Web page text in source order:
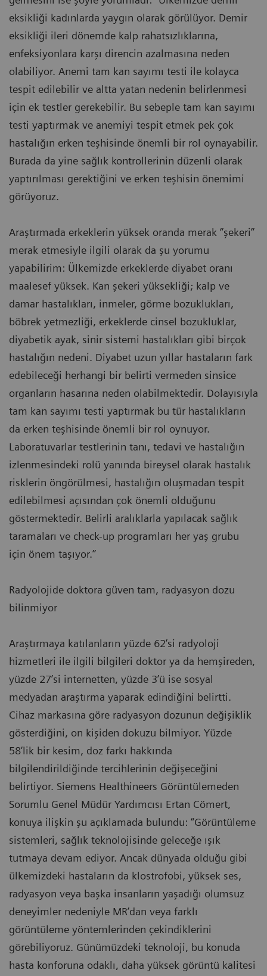
eksikliği kadınlarda yaygın olarak görülüyor. Demir
eksikliği ileri dönemde kalp rahatsızlıklarına,
enfeksiyonlara karşı direncin azalmasına neden
olabiliyor. Anemi tam kan sayımı testi ile kolayca
tespit edilebilir ve altta yatan nedenin belirlenmesi
için ek testler gerekebilir. Bu sebeple tam kan sayımı
testi yaptırmak ve anemiyi tespit etmek pek çok
hastalığın erken teşhisinde önemli bir rol oynayabilir.
Burada da yine sağlık kontrollerinin düzenli olarak
yaptırılması gerektiğini ve erken teşhisin önemimi
görüyoruz.
Araştırmada erkeklerin yüksek oranda merak ‘’şekeri’’
merak etmesiyle ilgili olarak da şu yorumu
yapabilirim: Ülkemizde erkeklerde diyabet oranı
maalesef yüksek. Kan şekeri yüksekliği; kalp ve
damar hastalıkları, inmeler, görme bozuklukları,
böbrek yetmezliği, erkeklerde cinsel bozukluklar,
diyabetik ayak, sinir sistemi hastalıkları gibi birçok
hastalığın nedeni. Diyabet uzun yıllar hastaların fark
edebileceği herhangi bir belirti vermeden sinsice
organların hasarına neden olabilmektedir. Dolayısıyla
tam kan sayımı testi yaptırmak bu tür hastalıkların
da erken teşhisinde önemli bir rol oynuyor.
Laboratuvarlar testlerinin tanı, tedavi ve hastalığın
izlenmesindeki rolü yanında bireysel olarak hastalık
risklerin öngörülmesi, hastalığın oluşmadan tespit
edilebilmesi açısından çok önemli olduğunu
göstermektedir. Belirli aralıklarla yapılacak sağlık
taramaları ve check-up programları her yaş grubu
için önem taşıyor.’’
Radyolojide doktora güven tam, radyasyon dozu
bilinmiyor
Araştırmaya katılanların yüzde 62’si radyoloji
hizmetleri ile ilgili bilgileri doktor ya da hemşireden,
yüzde 27’si internetten, yüzde 3’ü ise sosyal
medyadan araştırma yaparak edindiğini belirtti.
Cihaz markasına göre radyasyon dozunun değişiklik
gösterdiğini, on kişiden dokuzu bilmiyor. Yüzde
58’lik bir kesim, doz farkı hakkında
bilgilendirildiğinde tercihlerinin değişeceğini
belirtiyor. Siemens Healthineers Görüntülemeden
Sorumlu Genel Müdür Yardımcısı Ertan Cömert,
konuya ilişkin şu açıklamada bulundu: “Görüntüleme
sistemleri, sağlık teknolojisinde geleceğe ışık
tutmaya devam ediyor. Ancak dünyada olduğu gibi
ülkemizdeki hastaların da klostrofobi, yüksek ses,
radyasyon veya başka insanların yaşadığı olumsuz
deneyimler nedeniyle MR’dan veya farklı
görüntüleme yöntemlerinden çekindiklerini
görebiliyoruz. Günümüzdeki teknoloji, bu konuda
hasta konforuna odaklı, daha yüksek görüntü kalitesi